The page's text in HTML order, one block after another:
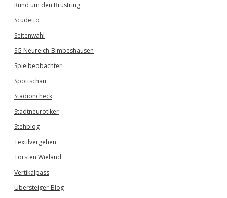
Rund um den Brustring
Scudetto
Seitenwahl
SG Neureich-Bimbeshausen
Spielbeobachter
Spottschau
Stadioncheck
Stadtneurotiker
Stehblog
Textilvergehen
Torsten Wieland
Vertikalpass
Übersteiger-Blog